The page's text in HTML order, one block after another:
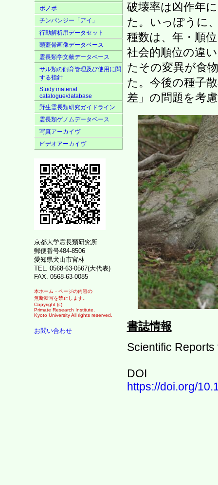
ボノボ
チンパンジー「アイ」
行動解析用データセット
頭蓋骨画像データベース
霊長類学文献データベース
サル類の飼育管理及び使用に関
する指針
Study material
catalogue/database
野生霊長類研究ガイドライン
霊長類ゲノムデータベース
写真アーカイヴ
ビデオアーカイヴ
京都大学霊長類研究所
郵便番号484-8506
愛知県犬山市官林
TEL. 0568-63-0567(大代表)
FAX. 0568-63-0085
本ホーム・ページの内容の
無断転写を禁止します。
Copyright (c)
Primate Research Institute,
Kyoto University All rights reserved.
お問い合わせ
破壊率は凶作年
た。いっぽうに
種数は、年・順
社会的順位の違
たその変異が食
た。今後の種子
差」の問題を考
書誌情報
Scientific
DOI
https://doi.org/